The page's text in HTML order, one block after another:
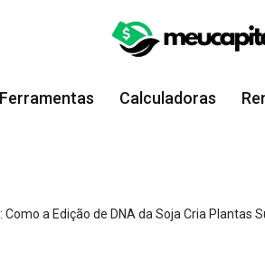
Ferramentas Calculadoras
a Edição de DNA da Soja Cria Plantas